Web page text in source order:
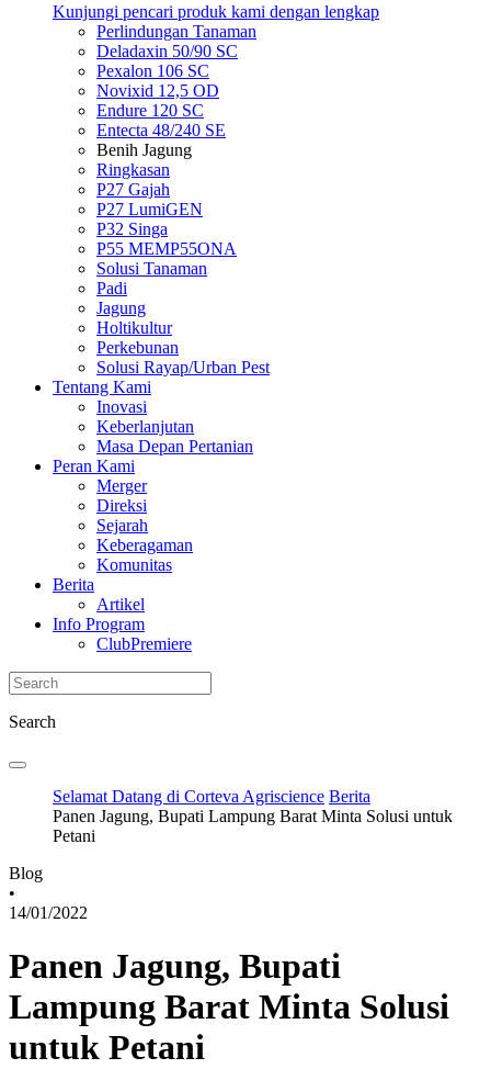
Kunjungi pencari produk kami dengan lengkap
Perlindungan Tanaman
Deladaxin 50/90 SC
Pexalon 106 SC
Novixid 12,5 OD
Endure 120 SC
Entecta 48/240 SE
Benih Jagung
Ringkasan
P27 Gajah
P27 LumiGEN
P32 Singa
P55 MEMP55ONA
Solusi Tanaman
Padi
Jagung
Holtikultur
Perkebunan
Solusi Rayap/Urban Pest
Tentang Kami
Inovasi
Keberlanjutan
Masa Depan Pertanian
Peran Kami
Merger
Direksi
Sejarah
Keberagaman
Komunitas
Berita
Artikel
Info Program
ClubPremiere
Search
Selamat Datang di Corteva Agriscience Berita
Panen Jagung, Bupati Lampung Barat Minta Solusi untuk
Petani
Blog
•
14/01/2022
Panen Jagung, Bupati
Lampung Barat Minta Solusi
untuk Petani